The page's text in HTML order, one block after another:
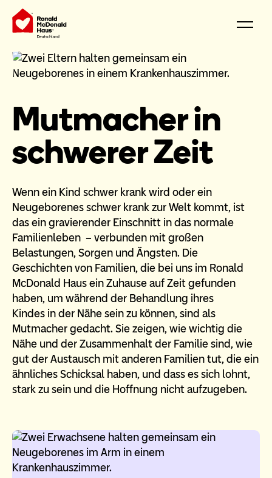
Mutmacher in
schwerer Zeit
Wenn ein Kind schwer krank wird oder ein
Neugeborenes schwer krank zur Welt kommt, ist
das ein gravierender Einschnitt in das normale
Familienleben – verbunden mit großen
Belastungen, Sorgen und Ängsten. Die
Geschichten von Familien, die bei uns im Ronald
McDonald Haus ein Zuhause auf Zeit gefunden
haben, um während der Behandlung ihres
Kindes in der Nähe sein zu können, sind als
Mutmacher gedacht. Sie zeigen, wie wichtig die
Nähe und der Zusammenhalt der Familie sind, wie
gut der Austausch mit anderen Familien tut, die ein
ähnliches Schicksal haben, und dass es sich lohnt,
stark zu sein und die Hoffnung nicht aufzugeben.